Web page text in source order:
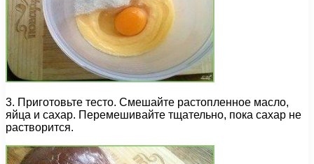
3. Приготовьте тесто. Смешайте растопленное масло,
яйца и сахар. Перемешивайте тщательно, пока сахар не
растворится.